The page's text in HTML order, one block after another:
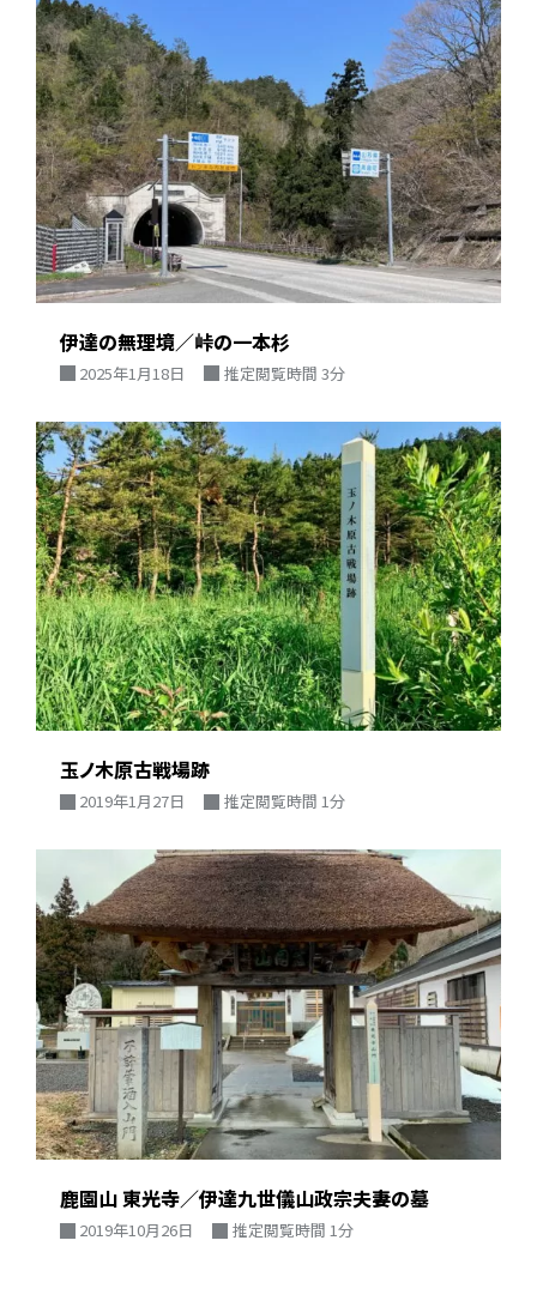
伊達の無理境／峠の一本杉
2025年1月18日 推定閲覧時間 3分
玉ノ木原古戦場跡
2019年1月27日 推定閲覧時間 1分
鹿園山 東光寺／伊達九世儀山政宗夫妻の墓
2019年10月26日 推定閲覧時間 1分